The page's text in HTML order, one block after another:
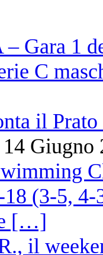
il Prato
Giugno
il